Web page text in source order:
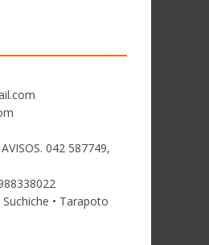
042 587749,
• Tarapoto